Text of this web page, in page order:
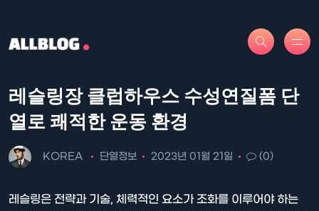
레슬링장 클럽하우스 수성연질폼 단
열로 쾌적한 운동 환경
KOREA 단열정보 2023년 01월 21일 (0)
레슬링은 전략과 기술, 체력적인 요소가 조화를 이루어야 하는